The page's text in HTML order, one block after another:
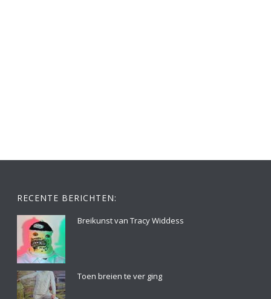
RECENTE BERICHTEN:
Breikunst van Tracy Widdess
Toen breien te ver ging